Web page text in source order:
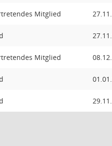
Mitglied
Mitglied